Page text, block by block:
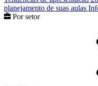
planejamento de suas aulas
Por setor